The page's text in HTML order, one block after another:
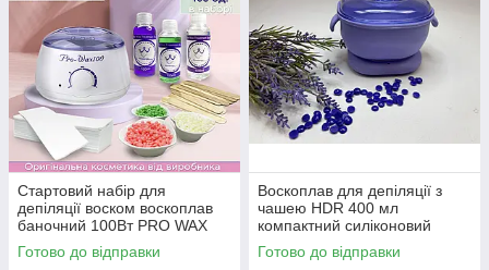
Стартовий набір для
депіляції воском воскоплав
баночний 100Вт PRO WAX
олія спрей шпателі віск 100гр
гранули
Готово до відправки
Воскоплав для депіляції з
чашею HDR 400 мл
компактний силіконовий
воскоплав для депіляції для
горячего воску у гранулах
Готово до відправки